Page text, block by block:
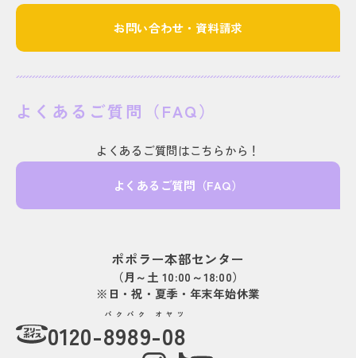
お問い合わせ・資料請求
よくあるご質問（FAQ）
よくあるご質問はこちらから！
よくあるご質問（FAQ）
ポポラー本部センター
（月～土 10:00～18:00）
※日・祝・夏季・年末年始休業
0120-8989-08
パクパク オヤツ